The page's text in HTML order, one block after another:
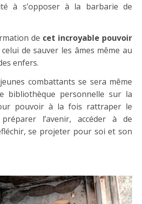
à s’opposer à la barbarie de
de cet incroyable pouvoir
celui de sauver les âmes même au
enfers.
combattants se sera même
bibliothèque personnelle sur la
pouvoir à la fois rattraper le
l’avenir, accéder à de
se projeter pour soi et son